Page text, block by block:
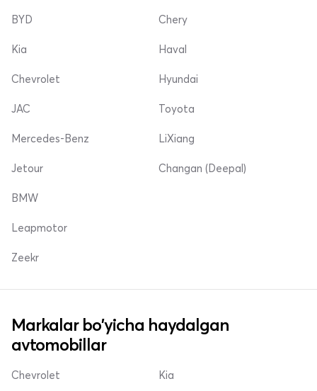
BYD
Kia
Chevrolet
Chery
Haval
Hyundai
JAC
Mercedes-Benz
Jetour
Toyota
LiXiang
Changan (Deepal)
BMW
Leapmotor
Zeekr
Markalar bo'yicha haydalgan
avtomobillar
Chevrolet Kia